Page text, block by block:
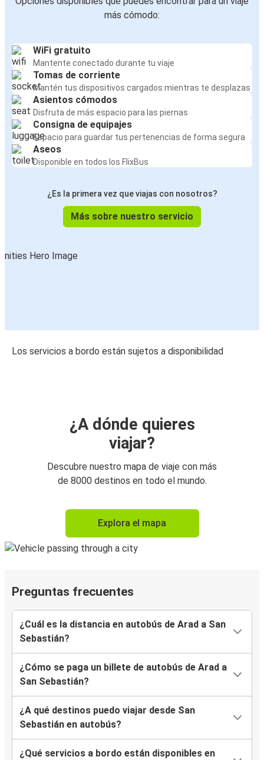
más cómodo:
WiFi gratuito
Mantente conectado durante tu viaje
Tomas de corriente
Mantén tus dispositivos cargados mientras te desplazas
Asientos cómodos
Disfruta de más espacio para las piernas
Consigna de equipajes
Espacio para guardar tus pertenencias de forma segura
Aseos
Disponible en todos los FlixBus
¿Es la primera vez que viajas con nosotros?
Más sobre nuestro servicio
Los servicios a bordo están sujetos a disponibilidad
¿A dónde quieres
viajar?
Descubre nuestro mapa de viaje con más
de 8000 destinos en todo el mundo.
Explora el mapa
Preguntas frecuentes
¿Cuál es la distancia en autobús de Arad a San
Sebastián?
¿Cómo se paga un billete de autobús de Arad a
San Sebastián?
¿A qué destinos puedo viajar desde San
Sebastián en autobús?
¿Qué servicios a bordo están disponibles en